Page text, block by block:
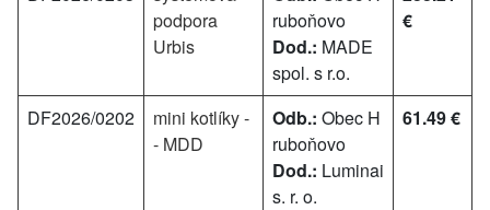
podpora
Urbis
ruboňovo
Dod.: MADE
spol. s r.o.
€
DF2026/0202
mini kotlíky -
- MDD
Odb.: Obec H
ruboňovo
Dod.: Luminai
s. r. o.
61.49 €